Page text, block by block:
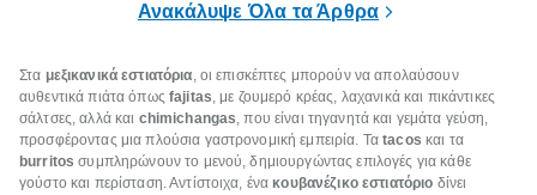
Ανακάλυψε Όλα τα Άρθρα
Στα μεξικανικά εστιατόρια, οι επισκέπτες μπορούν να απολαύσουν
αυθεντικά πιάτα όπως fajitas, με ζουμερό κρέας, λαχανικά και πικάντικες
σάλτσες, αλλά και chimichangas, που είναι τηγανητά και γεμάτα γεύση,
προσφέροντας μια πλούσια γαστρονομική εμπειρία. Ταtacos και τα
burritos συμπληρώνουν το μενού, δημιουργώντας επιλογές για κάθε
γούστο και περίσταση. Αντίστοιχα, ένα κουβανέζικο εστιατόριο δίνει